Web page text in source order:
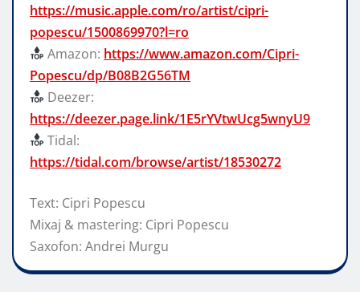
https://music.apple.com/ro/artist/cipri-
popescu/1500869970?l=ro
Amazon: https://www.amazon.com/Cipri-
Popescu/dp/B08B2G56TM
Deezer:
https://deezer.page.link/1E5rYVtwUcg5wnyU9
Tidal:
https://tidal.com/browse/artist/18530272
Text: Cipri Popescu
Mixaj & mastering: Cipri Popescu
Saxofon: Andrei Murgu